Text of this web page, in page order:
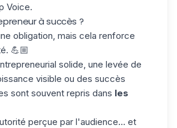
Voice.
à succès ?
obligation, mais cela renforce
💪🏼
solide, une levée de
visible ou des succès
sont souvent repris dans les
perçue par l'audience… et